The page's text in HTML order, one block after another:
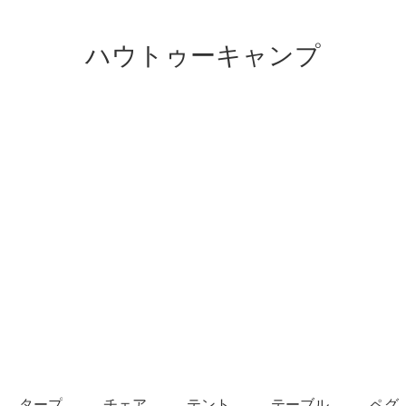
ハウトゥーキャンプ